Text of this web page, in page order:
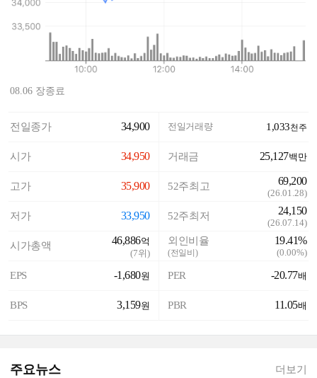
08.06 장종료
전일종가 34,900
시가 34,950
고가 35,900
저가 33,950
시가총액 46,886억
(7위)
EPS -1,680원
BPS 3,159원
전일거래량 1,033천주
거래금 25,127백만
52주최고 69,200
(26.01.28)
52주최저 24,150
(26.07.14)
외인비율
(전일비)
19.41%
(0.00%)
PER -20.77배
PBR 11.05배
주요뉴스 더보기